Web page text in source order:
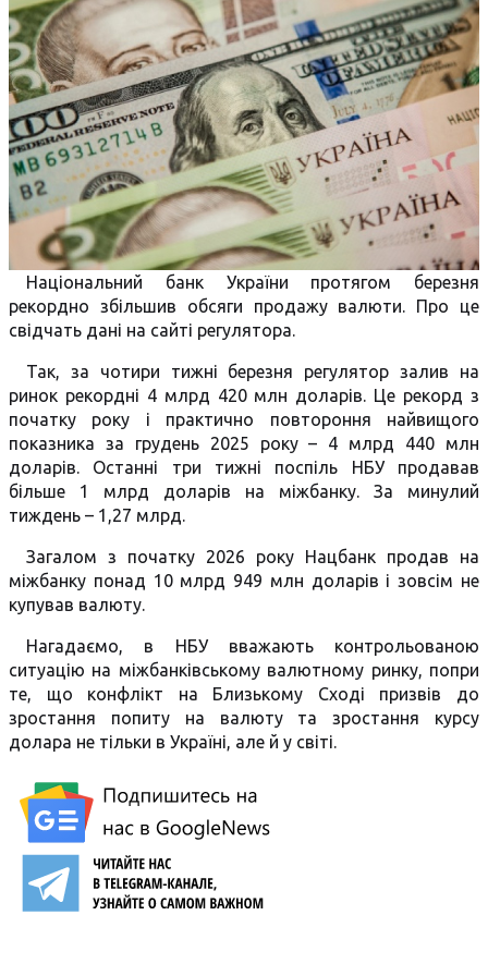
Національний банк України протягом березня
рекордно збільшив обсяги продажу валюти. Про це
свідчать дані на сайті регулятора.
Так, за чотири тижні березня регулятор залив на
ринок рекордні 4 млрд 420 млн доларів. Це рекорд з
початку року і практично повтороння найвищого
показника за грудень 2025 року – 4 млрд 440 млн
доларів. Останні три тижні поспіль НБУ продавав
більше 1 млрд доларів на міжбанку. За минулий
тиждень – 1,27 млрд.
Загалом з початку 2026 року Нацбанк продав на
міжбанку понад 10 млрд 949 млн доларів і зовсім не
купував валюту.
Нагадаємо, в НБУ вважають контрольованою
ситуацію на міжбанківському валютному ринку, попри
те, що конфлікт на Близькому Сході призвів до
зростання попиту на валюту та зростання курсу
долара не тільки в Україні, але й у світі.